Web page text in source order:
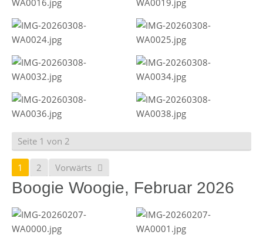
Seite 1 von 2
1 2 Vorwärts
Boogie Woogie, Februar 2026